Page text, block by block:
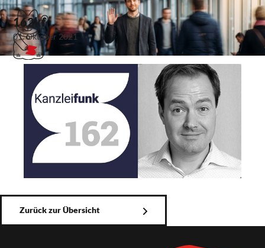
162kf
01. Oktober 2021
Zurück zur Übersicht